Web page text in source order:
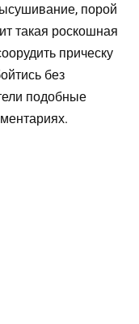
порой
такая роскошная
прическу
без
подобные